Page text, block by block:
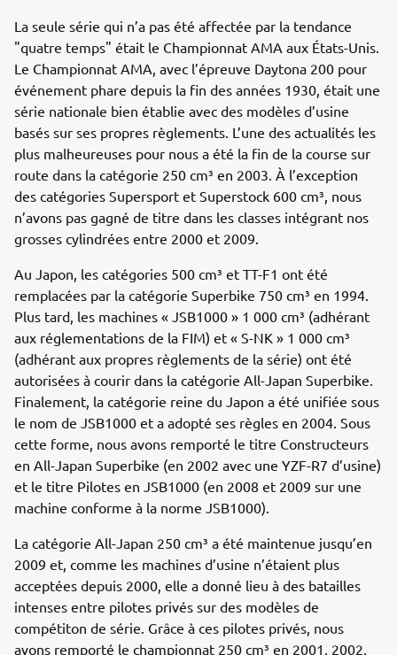
La seule série qui n’a pas été affectée par la tendance
"quatre temps" était le Championnat AMA aux États-Unis.
Le Championnat AMA, avec l’épreuve Daytona 200 pour
événement phare depuis la fin des années 1930, était une
série nationale bien établie avec des modèles d’usine
basés sur ses propres règlements. L’une des actualités les
plus malheureuses pour nous a été la fin de la course sur
route dans la catégorie 250 cm³ en 2003. À l’exception
des catégories Supersport et Superstock 600 cm³, nous
n’avons pas gagné de titre dans les classes intégrant nos
grosses cylindrées entre 2000 et 2009.
Au Japon, les catégories 500 cm³ et TT-F1 ont été
remplacées par la catégorie Superbike 750 cm³ en 1994.
Plus tard, les machines « JSB1000 » 1 000 cm³ (adhérant
aux réglementations de la FIM) et « S-NK » 1 000 cm³
(adhérant aux propres règlements de la série) ont été
autorisées à courir dans la catégorie All-Japan Superbike.
Finalement, la catégorie reine du Japon a été unifiée sous
le nom de JSB1000 et a adopté ses règles en 2004. Sous
cette forme, nous avons remporté le titre Constructeurs
en All-Japan Superbike (en 2002 avec une YZF-R7 d’usine)
et le titre Pilotes en JSB1000 (en 2008 et 2009 sur une
machine conforme à la norme JSB1000).
La catégorie All-Japan 250 cm³ a été maintenue jusqu’en
2009 et, comme les machines d’usine n’étaient plus
acceptées depuis 2000, elle a donné lieu à des batailles
intenses entre pilotes privés sur des modèles de
compétiton de série. Grâce à ces pilotes privés, nous
avons remporté le championnat 250 cm³ en 2001, 2002,